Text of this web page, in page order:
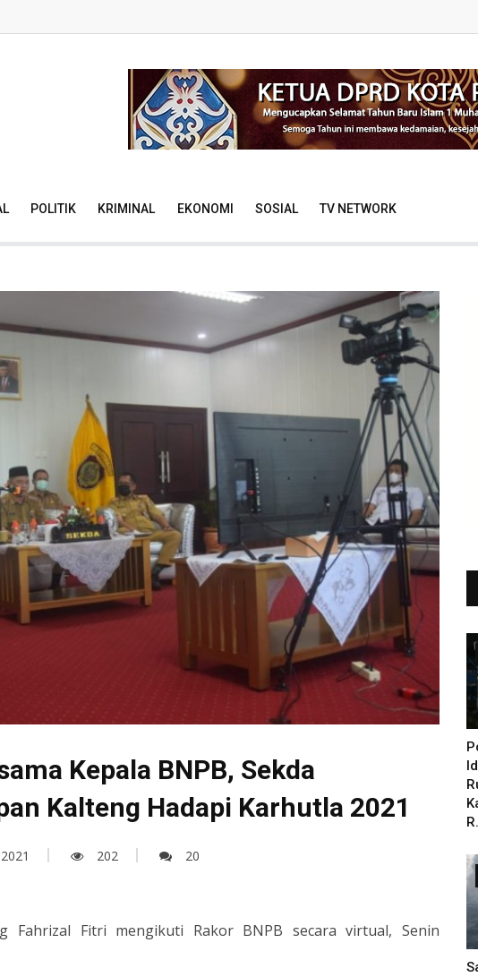
POLITIK KRIMINAL EKONOMI SOSIAL TV NETWORK
Kepala BNPB, Sekda
Kalteng Hadapi Karhutla 2021
202 20
Fahrizal Fitri mengikuti Rakor BNPB secara virtual, Senin